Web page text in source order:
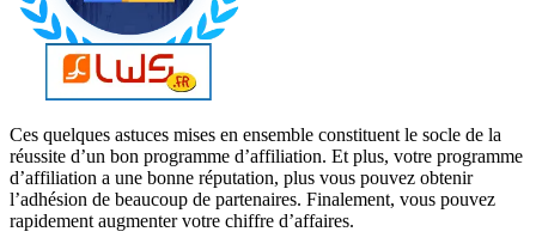
Ces quelques astuces mises en ensemble constituent le socle de la
réussite d’un bon programme d’affiliation. Et plus, votre programme
d’affiliation a une bonne réputation, plus vous pouvez obtenir
l’adhésion de beaucoup de partenaires. Finalement, vous pouvez
rapidement augmenter votre chiffre d’affaires.